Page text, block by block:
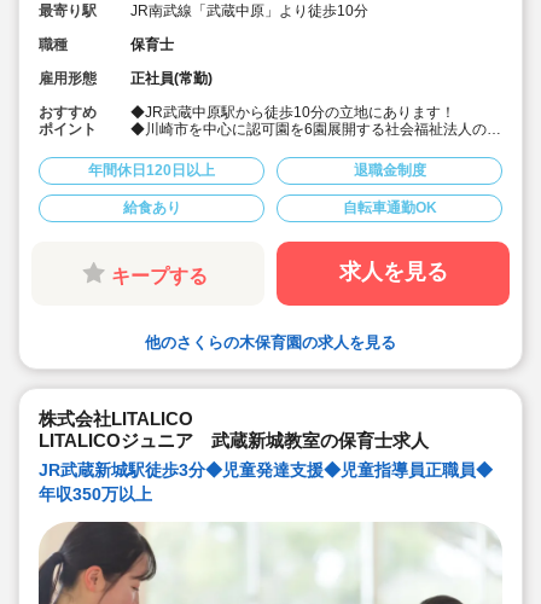
最寄り駅
JR南武線「武蔵中原」より徒歩10分
職種
保育士
雇用形態
正社員(常勤)
おすすめ
ポイント
◆JR武蔵中原駅から徒歩10分の立地にあります！
◆川崎市を中心に認可園を6園展開する社会福祉法人の求
で、母体運営が安定しており安心です！
◆福利厚生や給与、昇給率等、大変充実しており、いつ
も求人がすぐに埋まる人気の園さんです！
◆賞与は4.15か月分！年間休日数も123日と多いです！
◆大卒の2年目の正職員保育士さんの年収が376万円と高
額です！
◆総合的に休みも給与も園の場所も福利厚生も全て充実
しており、おススメです！
年間休日120日以上 退職金制度
給食あり 自転車通勤OK
キープする 求人を見る
他のさくらの木保育園の求人を見る
株式会社LITALICO
LITALICOジュニア 武蔵新城教室の保育士求人
JR武蔵新城駅徒歩3分◆児童発達支援◆児童指導員正職員◆
年収350万以上